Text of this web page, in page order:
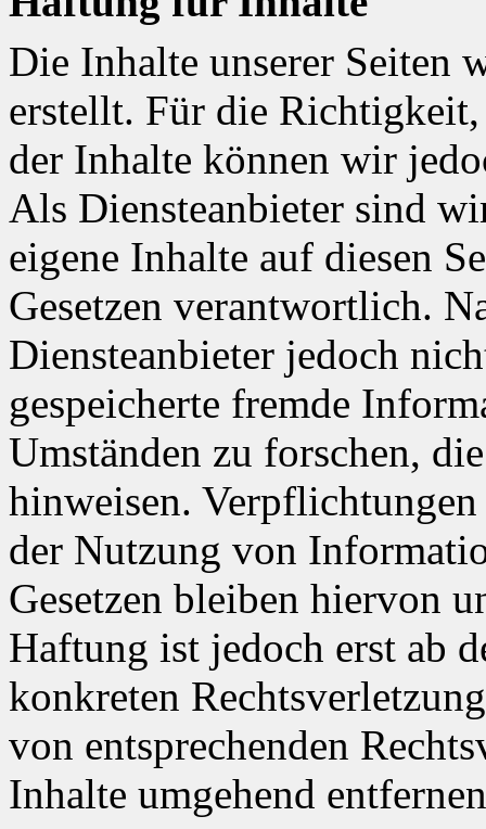
Die Inhalte unserer Seiten
erstellt. Für die
der Inhalte können wir
Als Diensteanbieter sind
eigene Inhalte auf diesen
Gesetzen verantwortlich.
Diensteanbieter jedoch
gespeicherte fremde
Umständen zu forschen,
hinweisen.
der Nutzung von
Gesetzen bleiben hiervon
Haftung ist jedoch erst ab
konkreten
von entsprechenden
Inhalte umgehend